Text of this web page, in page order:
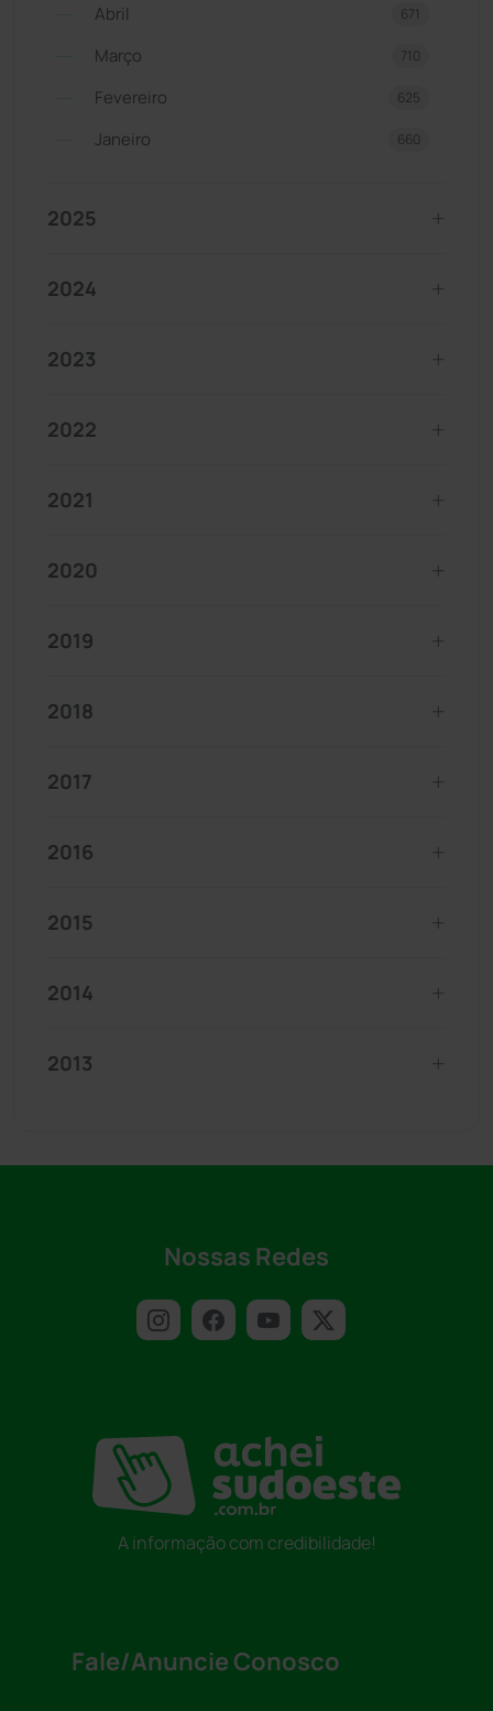
Abril 671
Março 710
Fevereiro 625
Janeiro 660
2025
2024
2023
2022
2021
2020
2019
2018
2017
2016
2015
2014
2013
Nossas Redes
A informação com credibilidade!
Fale/Anuncie Conosco